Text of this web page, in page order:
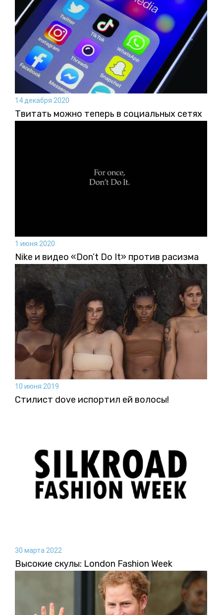
14 декабря 2020
Твитать можно теперь в социальных сетях
1 июня 2020
Nike и видео «Don’t Do It» против расизма
10 июня 2019
Стилист dove испортил ей волосы!
30 марта 2022
Высокие скулы: London Fashion Week